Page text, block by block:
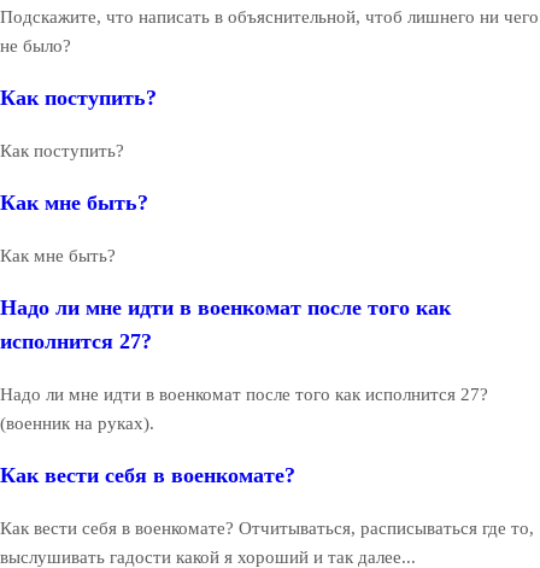
Подскажите, что написать в объяснительной, чтоб лишнего ни чего
не было?
Как поступить?
Как поступить?
Как мне быть?
Как мне быть?
Надо ли мне идти в военкомат после того как
исполнится 27?
Надо ли мне идти в военкомат после того как исполнится 27?
(военник на руках).
Как вести себя в военкомате?
Как вести себя в военкомате? Отчитываться, расписываться где то,
выслушивать гадости какой я хороший и так далее...